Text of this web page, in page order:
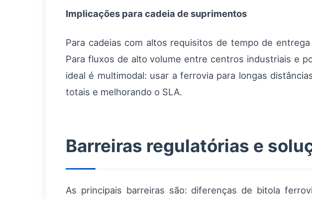
Implicações para cadeia de suprimentos
Para cadeias com altos requisitos de tempo de
Para fluxos de alto volume entre centros industriais e
ideal é multimodal: usar a ferrovia para longas
totais e melhorando o SLA.
Barreiras regulatórias e
As principais barreiras são: diferenças de bitola